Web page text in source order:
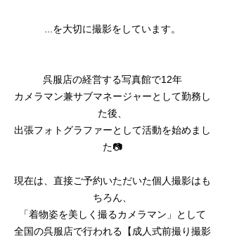
...を大切に撮影をしています。
呉服店の経営する写真館で12年
カメラマン兼サブマネージャーとして勤務し
た後、
出張フォトグラファーとして活動を始めまし
た📷
現在は、直接ご予約いただいた個人撮影はも
ちろん、
「着物姿を美しく撮るカメラマン」として
全国の呉服店で行われる【成人式前撮り撮影